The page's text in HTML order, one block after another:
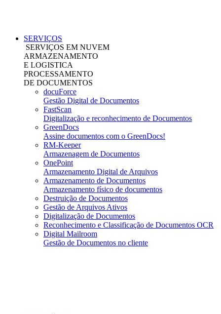
SERVIÇOS
SERVIÇOS EM NUVEM
ARMAZENAMENTO
E LOGISTICA
PROCESSAMENTO
DE DOCUMENTOS
docuForce
Gestão Digital de Documentos
FastScan
Digitalização e reconhecimento de Documentos
GreenDocs
Assine documentos com o GreenDocs!
RM-Keeper
Armazenagem de Documentos
OnePoint
Armazenamento Digital de Arquivos
Armazenamento de Documentos
Armazenamento físico de documentos
Destruição de Documentos
Gestão de Arquivos Ativos
Digitalização de Documentos
Reconhecimento e Classificação de Documentos OCR
Digital Mailroom
Gestão de Documentos no cliente